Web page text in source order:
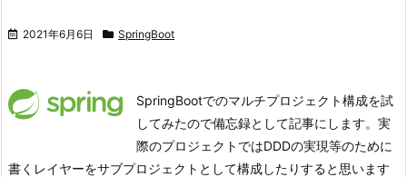
2021年6月6日 SpringBoot
SpringBootでのマルチプロジェクト構成を試
してみたので備忘録として記事にします。 実
際のプロジェクトではDDDの実現等のために
書くレイヤーをサブプロジェクトとして構成したりすると思います